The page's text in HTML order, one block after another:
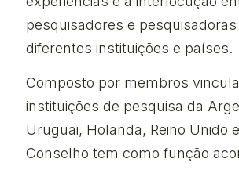
pesquisadores e pesquisadoras
diferentes instituições e países.
Composto por membros
instituições de pesquisa da
Uruguai, Holanda, Reino Unido
Conselho tem como função